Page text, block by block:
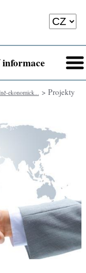
ekonomick... > Projekty